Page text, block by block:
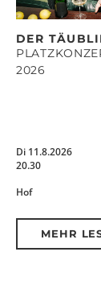
DER
2026
Di 11.8.2026
20.30
Hof
MEHR